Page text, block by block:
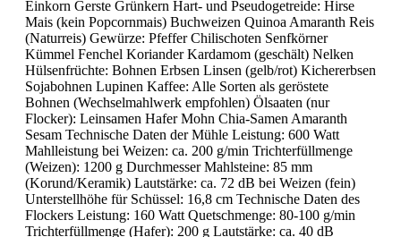
Einkorn Gerste Grünkern Hart- und Pseudogetreide: Hirse
Mais (kein Popcornmais) Buchweizen Quinoa Amaranth Reis
(Naturreis) Gewürze: Pfeffer Chilischoten Senfkörner
Kümmel Fenchel Koriander Kardamom (geschält) Nelken
Hülsenfrüchte: Bohnen Erbsen Linsen (gelb/rot) Kichererbsen
Sojabohnen Lupinen Kaffee: Alle Sorten als geröstete
Bohnen (Wechselmahlwerk empfohlen) Ölsaaten (nur
Flocker): Leinsamen Hafer Mohn Chia-Samen Amaranth
Sesam Technische Daten der Mühle Leistung: 600 Watt
Mahlleistung bei Weizen: ca. 200 g/min Trichterfüllmenge
(Weizen): 1200 g Durchmesser Mahlsteine: 85 mm
(Korund/Keramik) Lautstärke: ca. 72 dB bei Weizen (fein)
Unterstellhöhe für Schüssel: 16,8 cm Technische Daten des
Flockers Leistung: 160 Watt Quetschmenge: 80-100 g/min
Trichterfüllmenge (Hafer): 200 g Lautstärke: ca. 40 dB